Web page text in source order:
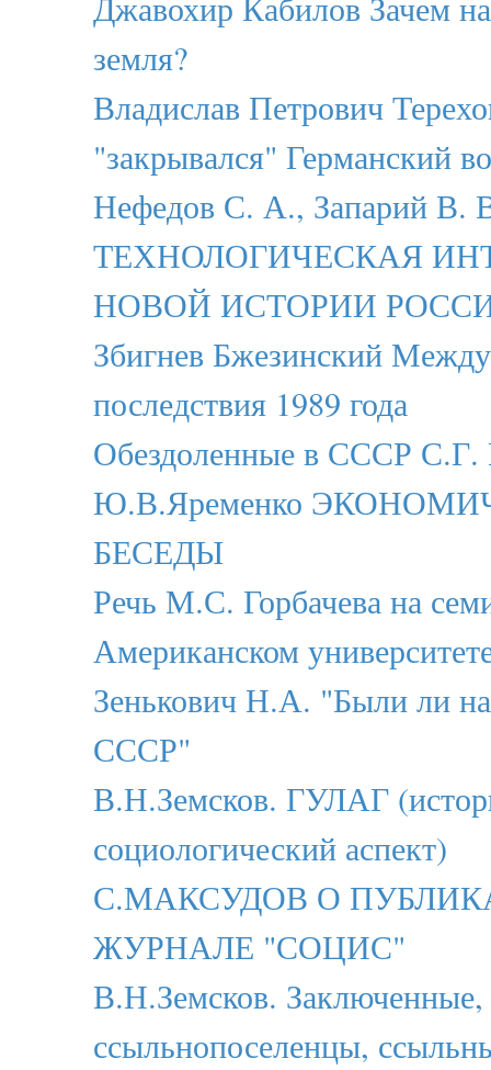
земля?
Владислав Петрович
"закрывался" Германский
Нефедов С. А., Запарий В.
ТЕХНОЛОГИЧЕСКАЯ
НОВОЙ ИСТОРИИ
Збигнев Бжезинский
последствия 1989 года
Обездоленные в СССР С.Г.
Ю.В.Яременко
БЕСЕДЫ
Речь М.С. Горбачева на
Американском
Зенькович Н.А. "Были ли
СССР"
В.Н.Земсков. ГУЛАГ
социологический аспект)
С.МАКСУДОВ О
ЖУРНАЛЕ "СОЦИС"
В.Н.Земсков.
ссыльнопоселенцы,